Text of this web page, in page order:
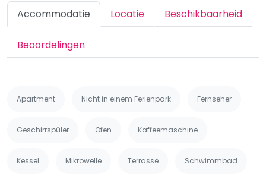
Accommodatie Locatie Beschikbaarheid
Beoordelingen
Apartment Nicht in einem Ferienpark Fernseher
Geschirrspüler Ofen Kaffeemaschine
Kessel Mikrowelle Terrasse Schwimmbad